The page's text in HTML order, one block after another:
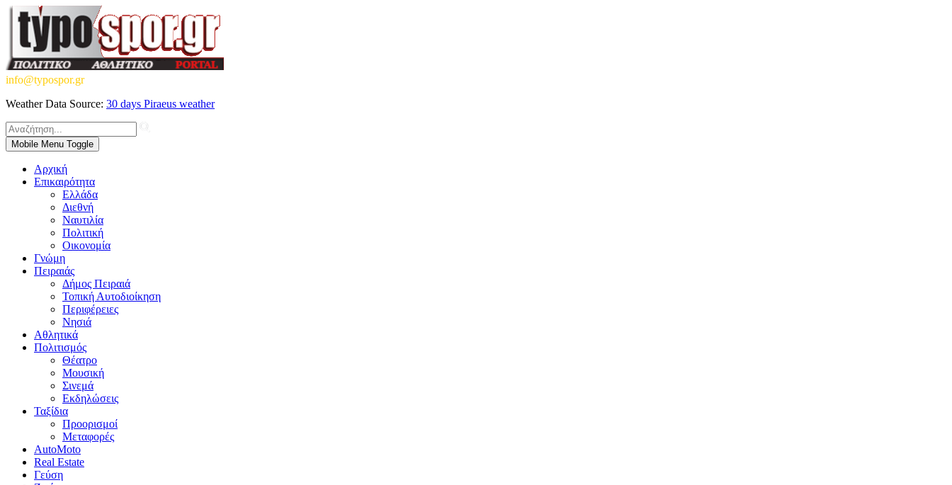
info@typospor.gr
Weather Data Source: 30 days Piraeus weather
Mobile Menu Toggle
Αρχική
Επικαιρότητα
Ελλάδα
Διεθνή
Ναυτιλία
Πολιτική
Οικονομία
Γνώμη
Πειραιάς
Δήμος Πειραιά
Τοπική Αυτοδιοίκηση
Περιφέρειες
Νησιά
Αθλητικά
Πολιτισμός
Θέατρο
Μουσική
Σινεμά
Εκδηλώσεις
Ταξίδια
Προορισμοί
Μεταφορές
AutoMoto
Real Estate
Γεύση